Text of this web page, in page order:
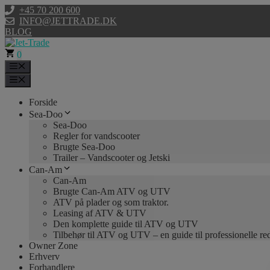
Hop
til
indhold
+45 70 200 600
INFO@JETTRADE.DK
BLOG
0
Forside
Sea-Doo
Sea-Doo
Regler for vandscooter
Brugte Sea-Doo
Trailer – Vandscooter og Jetski
Can-Am
Can-Am
Brugte Can-Am ATV og UTV
ATV på plader og som traktor.
Leasing af ATV & UTV
Den komplette guide til ATV og UTV
Tilbehør til ATV og UTV – en guide til professionelle
Owner Zone
Erhverv
Forhandlere